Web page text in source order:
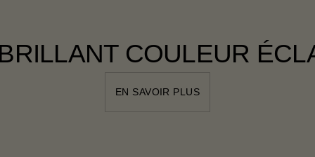
COULEUR
EN SAVOIR PLUS